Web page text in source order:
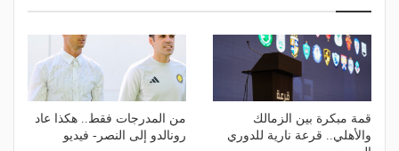
قمة مبكرة بين الزمالك
والأهلي.. قرعة نارية للدوري
من المدرجات فقط.. هكذا عاد
رونالدو إلى النصر- فيديو